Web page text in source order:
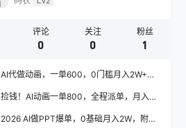
评论
0
关注
0
粉丝
1
AI代做动画，一单600，0门槛月入2W+，
捡钱！AI动画一单800，全程派单，月入
2026 AI做PPT爆单，0基础月入2W，附万